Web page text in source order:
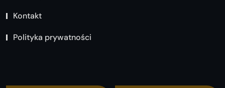
Kontakt
Polityka prywatności